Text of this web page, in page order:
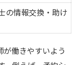
の情報交換・助け
働きやすいよう